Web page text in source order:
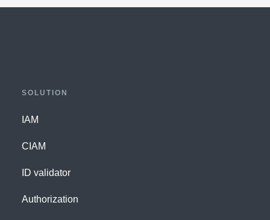
SOLUTION
IAM
CIAM
ID validator
Authorization